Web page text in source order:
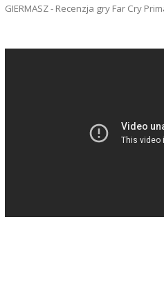
GIERMASZ - Recenzja gry Far Cry